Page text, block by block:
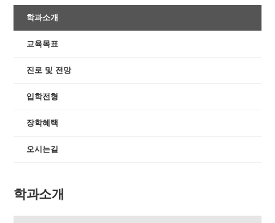
학과소개
교육목표
진로 및 전망
입학전형
장학혜택
오시는길
학과소개